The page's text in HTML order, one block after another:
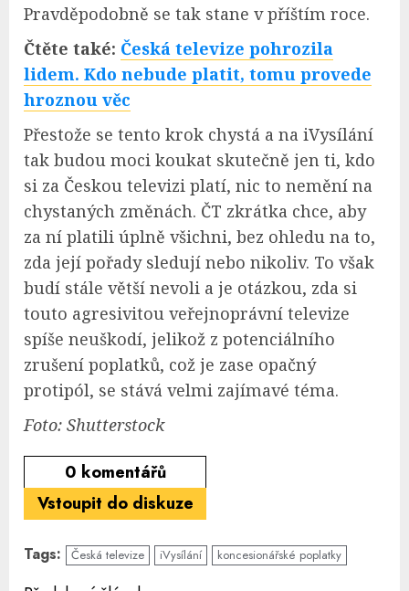
Pravděpodobně se tak stane v příštím roce.
Čtěte také: Česká televize pohrozila
lidem. Kdo nebude platit, tomu provede
hroznou věc
Přestože se tento krok chystá a na iVysílání
tak budou moci koukat skutečně jen ti, kdo
si za Českou televizi platí, nic to nemění na
chystaných změnách. ČT zkrátka chce, aby
za ní platili úplně všichni, bez ohledu na to,
zda její pořady sledují nebo nikoliv. To však
budí stále větší nevoli a je otázkou, zda si
touto agresivitou veřejnoprávní televize
spíše neuškodí, jelikož z potenciálního
zrušení poplatků, což je zase opačný
protipól, se stává velmi zajímavé téma.
Foto: Shutterstock
0 komentářů
Vstoupit do diskuze
Tags: Česká televize iVysílání koncesionářské poplatky